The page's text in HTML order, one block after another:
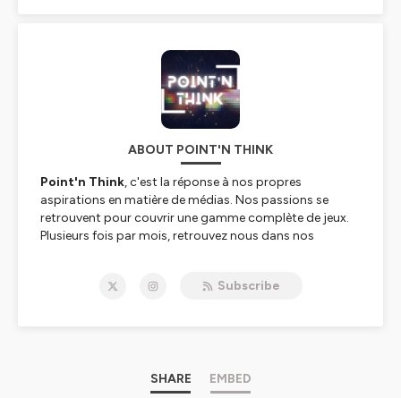
ABOUT POINT'N THINK
Point'n Think, c'est la réponse à nos propres
aspirations en matière de médias. Nos passions se
retrouvent pour couvrir une gamme complète de jeux.
Plusieurs fois par mois, retrouvez nous dans nos
Point de vue
: Chaque épisode est une plongée
: Chaque épisode de l'Agora est une
Subscribe
SHARE EMBED